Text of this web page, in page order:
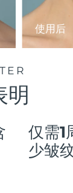
使用后
明
仅需1
少皱纹
预
预